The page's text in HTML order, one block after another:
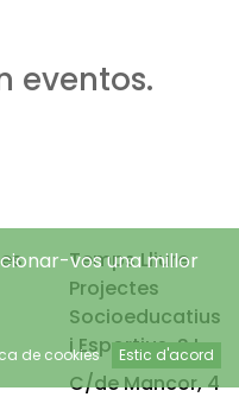
eventos.
Temps Lliure
Projectes
Socioeducatius
i Esportius, S.L.
C/de Mancor, 4
vos una millor
de cookies Estic d'acord